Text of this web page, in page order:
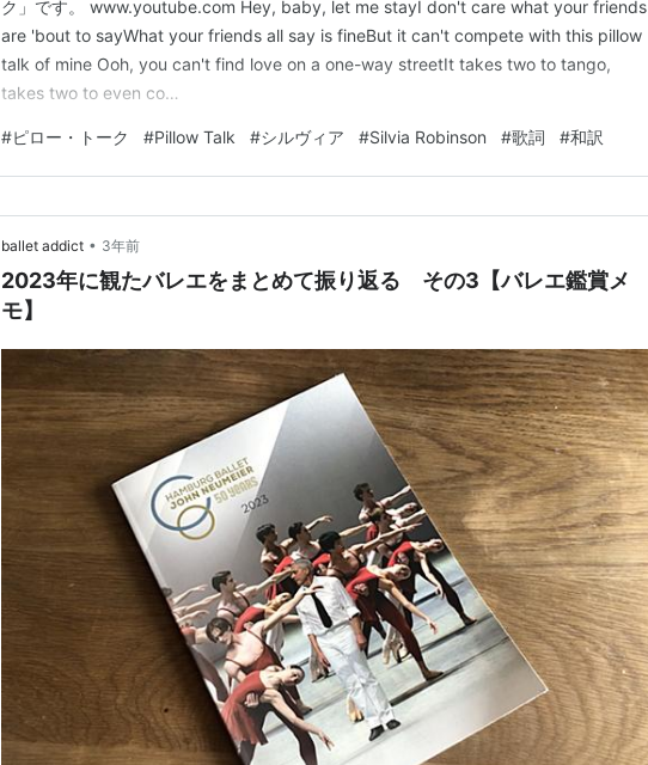
ク」です。 www.youtube.com Hey, baby, let me stayI don't care what your friends
are 'bout to sayWhat your friends all say is fineBut it can't compete with this pillow
talk of mine Ooh, you can't find love on a one-way streetIt takes two to tango,
takes two to even co…
#ピロー・トーク #Pillow Talk #シルヴィア #Silvia Robinson #歌詞 #和訳
ballet addict • 3年前
2023年に観たバレエをまとめて振り返る その3【バレエ鑑賞メ
モ】